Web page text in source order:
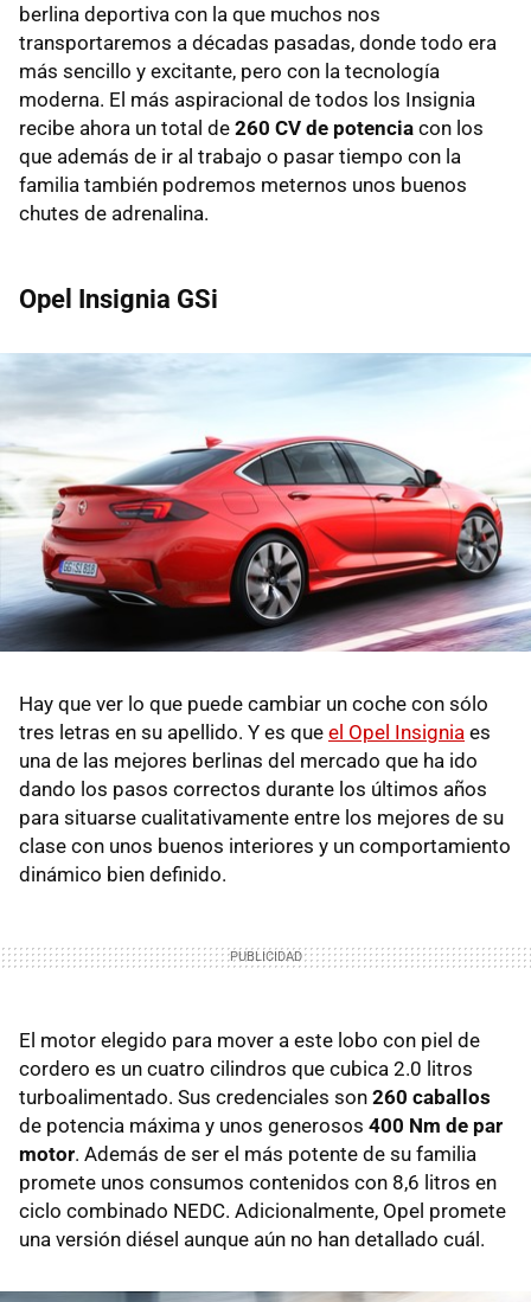
berlina deportiva con la que muchos nos
transportaremos a décadas pasadas, donde todo era
más sencillo y excitante, pero con la tecnología
moderna. El más aspiracional de todos los Insignia
recibe ahora un total de 260 CV de potencia con los
que además de ir al trabajo o pasar tiempo con la
familia también podremos meternos unos buenos
chutes de adrenalina.
Opel Insignia GSi
Hay que ver lo que puede cambiar un coche con sólo
tres letras en su apellido. Y es que el Opel Insignia es
una de las mejores berlinas del mercado que ha ido
dando los pasos correctos durante los últimos años
para situarse cualitativamente entre los mejores de su
clase con unos buenos interiores y un comportamiento
dinámico bien definido.
El motor elegido para mover a este lobo con piel de
cordero es un cuatro cilindros que cubica 2.0 litros
turboalimentado. Sus credenciales son 260 caballos
de potencia máxima y unos generosos 400 Nm de par
motor. Además de ser el más potente de su familia
promete unos consumos contenidos con 8,6 litros en
ciclo combinado NEDC. Adicionalmente, Opel promete
una versión diésel aunque aún no han detallado cuál.